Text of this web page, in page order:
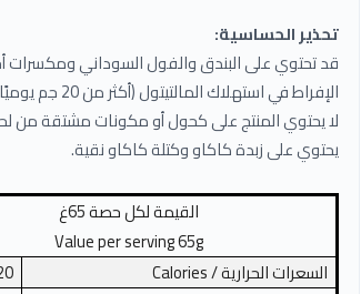
تحذير الحساسية:
قد تحتوي على البندق والفول السوداني ومكسرات
الإفراط في استهلاك المالتيتول (أكثر من 20 جم يوميًا) قد يسبب ليونة المعدة.
لا يحتوي المنتج على كحول أو مكونات مشتقة من
يحتوي على زبدة كاكاو وكتلة كاكاو نقية.
القيمة لكل حصة 65غ
Value per serving 65g
السعرات الحرارية /Calories